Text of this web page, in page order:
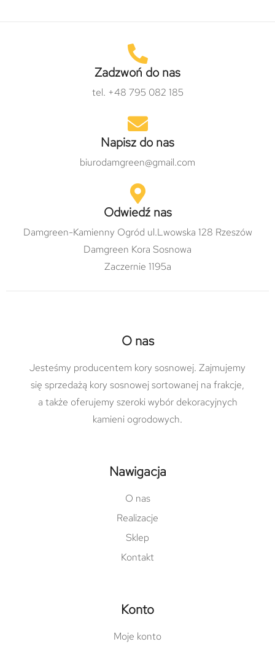
Zadzwoń do nas
tel. +48 795 082 185
Napisz do nas
biurodamgreen@gmail.com
Odwiedź nas
Damgreen-Kamienny Ogród ul.Lwowska 128 Rzeszów
Damgreen Kora Sosnowa
Zaczernie 1195a
O nas
Jesteśmy producentem kory sosnowej. Zajmujemy
się sprzedażą kory sosnowej sortowanej na frakcje,
a także oferujemy szeroki wybór dekoracyjnych
kamieni ogrodowych.
Nawigacja
O nas
Realizacje
Sklep
Kontakt
Konto
Moje konto